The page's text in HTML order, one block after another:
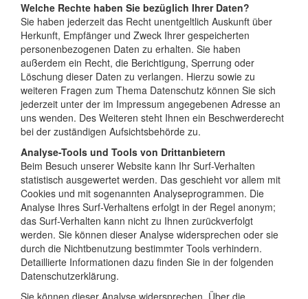
Welche Rechte haben Sie bezüglich Ihrer Daten?
Sie haben jederzeit das Recht unentgeltlich Auskunft über
Herkunft, Empfänger und Zweck Ihrer gespeicherten
personenbezogenen Daten zu erhalten. Sie haben
außerdem ein Recht, die Berichtigung, Sperrung oder
Löschung dieser Daten zu verlangen. Hierzu sowie zu
weiteren Fragen zum Thema Datenschutz können Sie sich
jederzeit unter der im Impressum angegebenen Adresse an
uns wenden. Des Weiteren steht Ihnen ein Beschwerderecht
bei der zuständigen Aufsichtsbehörde zu.
Analyse-Tools und Tools von Drittanbietern
Beim Besuch unserer Website kann Ihr Surf-Verhalten
statistisch ausgewertet werden. Das geschieht vor allem mit
Cookies und mit sogenannten Analyseprogrammen. Die
Analyse Ihres Surf-Verhaltens erfolgt in der Regel anonym;
das Surf-Verhalten kann nicht zu Ihnen zurückverfolgt
werden. Sie können dieser Analyse widersprechen oder sie
durch die Nichtbenutzung bestimmter Tools verhindern.
Detaillierte Informationen dazu finden Sie in der folgenden
Datenschutzerklärung.
Sie können dieser Analyse widersprechen. Über die